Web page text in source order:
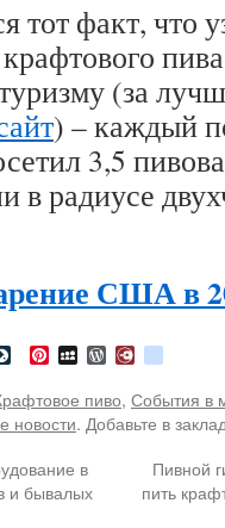
тот факт, что
(за
) – каждый
3,5
в радиусе
США в
LiveJournal
PinterestMySpaceWordPress
Diary.Ru
пиво, События в
новости. Добавьте в
в
и бывалых
Пивной
пить